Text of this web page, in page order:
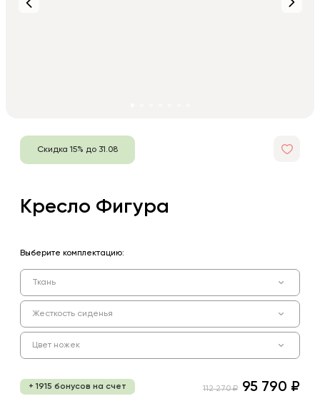
Скидка 15% до 31.08
Кресло Фигура
Выберите комплектацию:
Ткань
Жесткость сиденья
Цвет ножек
+ 1915 бонусов на счет 112 270 ₽ 95 790 ₽